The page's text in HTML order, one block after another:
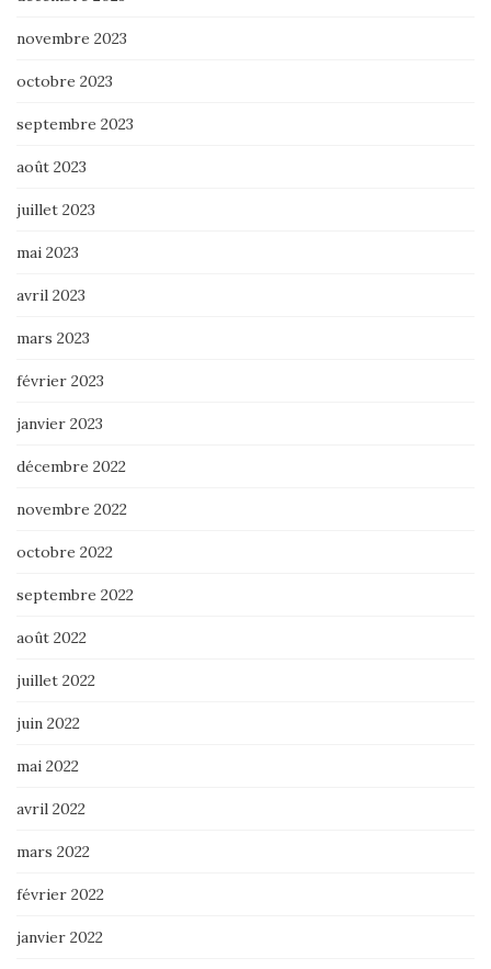
novembre 2023
octobre 2023
septembre 2023
août 2023
juillet 2023
mai 2023
avril 2023
mars 2023
février 2023
janvier 2023
décembre 2022
novembre 2022
octobre 2022
septembre 2022
août 2022
juillet 2022
juin 2022
mai 2022
avril 2022
mars 2022
février 2022
janvier 2022